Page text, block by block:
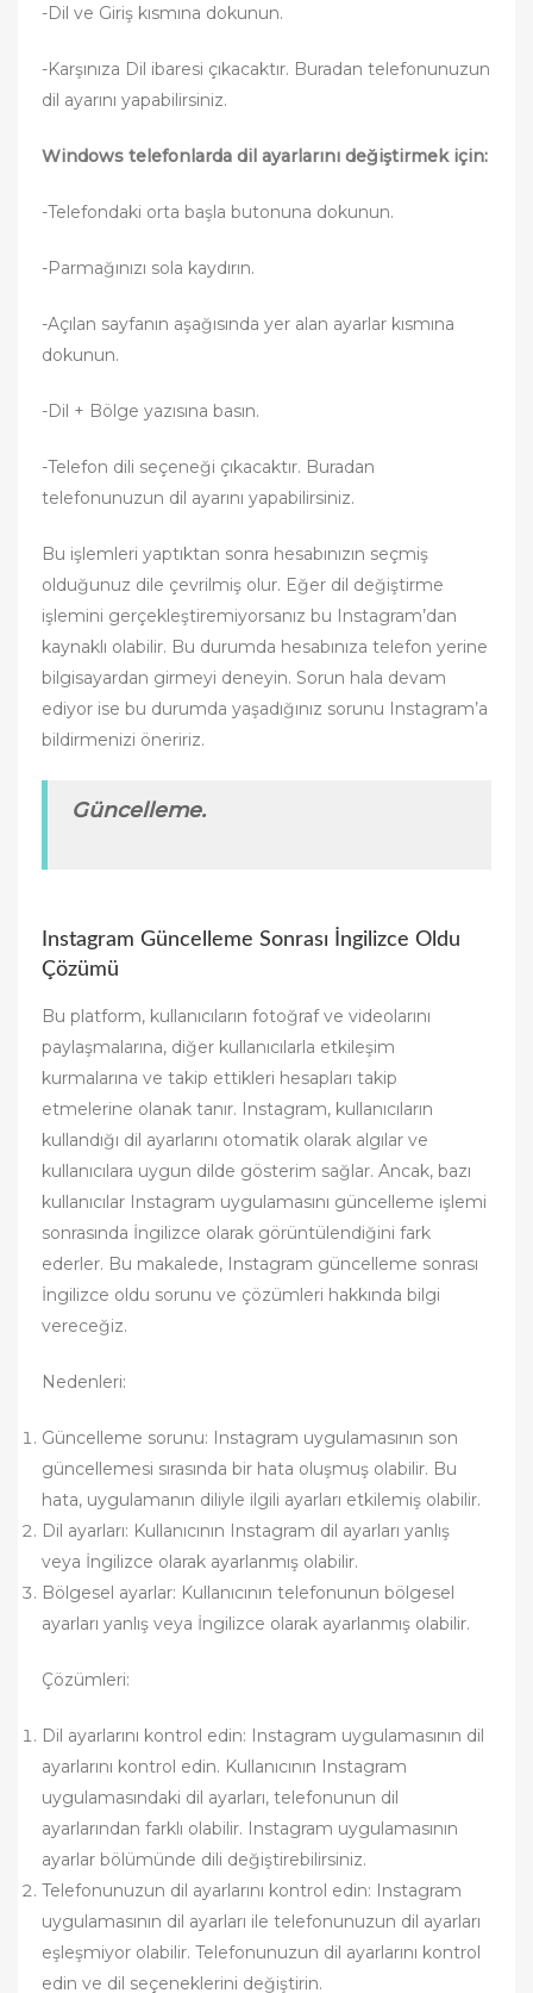
-Dil ve Giriş kısmına dokunun.
-Karşınıza Dil ibaresi çıkacaktır. Buradan telefonunuzun
dil ayarını yapabilirsiniz.
Windows telefonlarda dil ayarlarını değiştirmek için:
-Telefondaki orta başla butonuna dokunun.
-Parmağınızı sola kaydırın.
-Açılan sayfanın aşağısında yer alan ayarlar kısmına
dokunun.
-Dil + Bölge yazısına basın.
-Telefon dili seçeneği çıkacaktır. Buradan
telefonunuzun dil ayarını yapabilirsiniz.
Bu işlemleri yaptıktan sonra hesabınızın seçmiş
olduğunuz dile çevrilmiş olur. Eğer dil değiştirme
işlemini gerçekleştiremiyorsanız bu Instagram’dan
kaynaklı olabilir. Bu durumda hesabınıza telefon yerine
bilgisayardan girmeyi deneyin. Sorun hala devam
ediyor ise bu durumda yaşadığınız sorunu Instagram’a
bildirmenizi öneririz.
Güncelleme.
Instagram Güncelleme Sonrası İngilizce Oldu
Çözümü
Bu platform, kullanıcıların fotoğraf ve videolarını
paylaşmalarına, diğer kullanıcılarla etkileşim
kurmalarına ve takip ettikleri hesapları takip
etmelerine olanak tanır. Instagram, kullanıcıların
kullandığı dil ayarlarını otomatik olarak algılar ve
kullanıcılara uygun dilde gösterim sağlar. Ancak, bazı
kullanıcılar Instagram uygulamasını güncelleme işlemi
sonrasında İngilizce olarak görüntülendiğini fark
ederler. Bu makalede, Instagram güncelleme sonrası
İngilizce oldu sorunu ve çözümleri hakkında bilgi
vereceğiz.
Nedenleri:
Güncelleme sorunu: Instagram uygulamasının son
güncellemesi sırasında bir hata oluşmuş olabilir. Bu
hata, uygulamanın diliyle ilgili ayarları etkilemiş olabilir.
Dil ayarları: Kullanıcının Instagram dil ayarları yanlış
veya İngilizce olarak ayarlanmış olabilir.
Bölgesel ayarlar: Kullanıcının telefonunun bölgesel
ayarları yanlış veya İngilizce olarak ayarlanmış olabilir.
Çözümleri:
Dil ayarlarını kontrol edin: Instagram uygulamasının dil
ayarlarını kontrol edin. Kullanıcının Instagram
uygulamasındaki dil ayarları, telefonunun dil
ayarlarından farklı olabilir. Instagram uygulamasının
ayarlar bölümünde dili değiştirebilirsiniz.
Telefonunuzun dil ayarlarını kontrol edin: Instagram
uygulamasının dil ayarları ile telefonunuzun dil ayarları
eşleşmiyor olabilir. Telefonunuzun dil ayarlarını kontrol
edin ve dil seçeneklerini değiştirin.